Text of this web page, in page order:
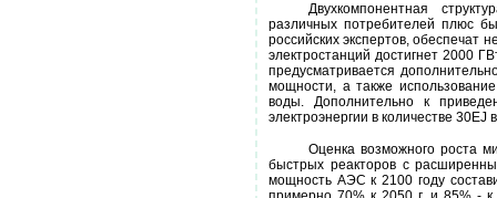
Двухкомпонентная
различных потребителей плюс
российских экспертов, обеспечат
электростанций достигнет 2000
предусматривается
мощности, а также
воды. Дополнительно к
электроэнергии в количестве 30EJ
Оценка возможного роста
быстрых реакторов с
мощность АЭС к 2100 году